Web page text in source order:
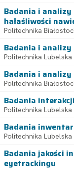
Badania i analizy
hałaśliwości
Politechnika
Badania i analizy
Politechnika Lubelska
Badania i analizy
Politechnika
Badania
Politechnika Lubelska
Badania
Politechnika Lubelska
Badania jakości
eyetrackingu